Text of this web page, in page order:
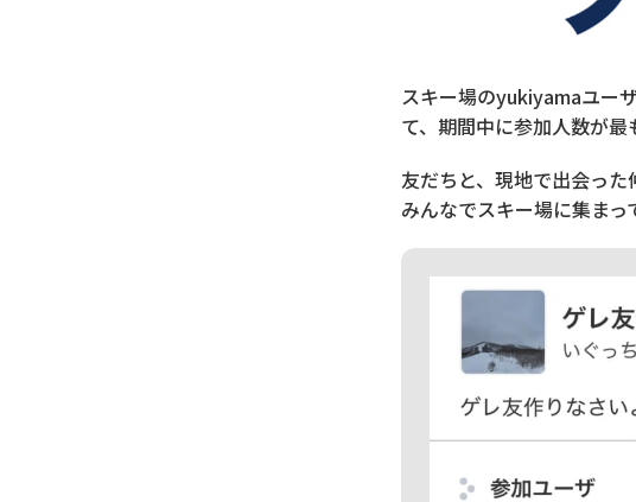
スキー場のyukiyamaユー
て、期間中に参加人数が
友だちと、現地で出会った
みんなでスキー場に集まっ